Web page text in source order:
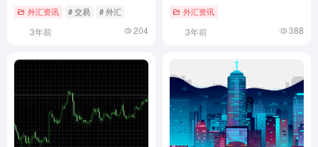
外汇资讯 # 交易 # 外汇
3年前 204
外汇资讯
3年前 388